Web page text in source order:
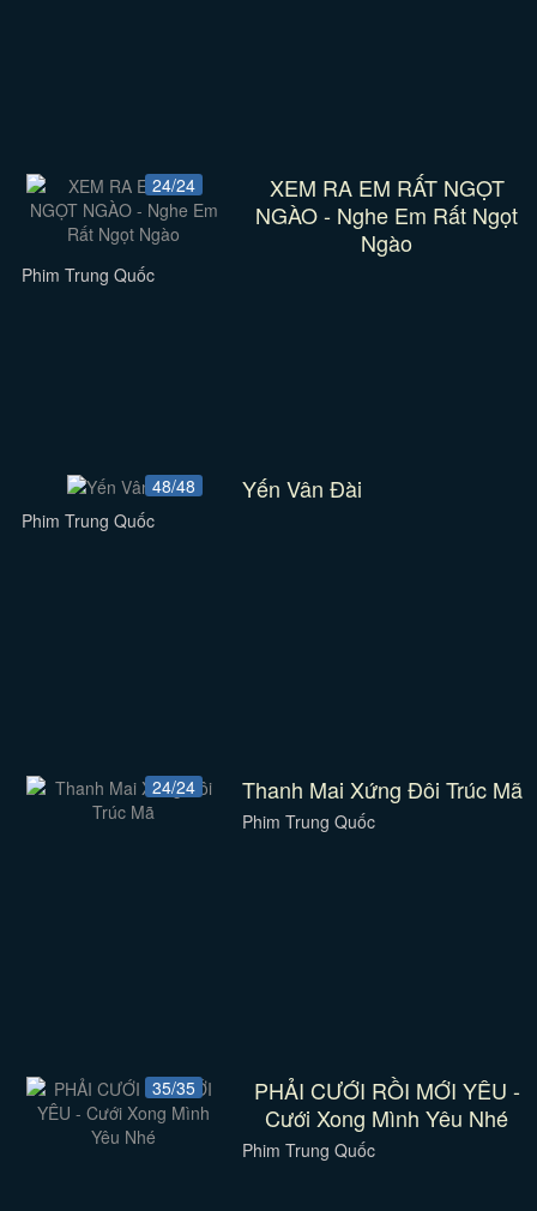
24/24
XEM RA EM RẤT NGỌT
NGÀO - Nghe Em Rất Ngọt
Ngào
Phim Trung Quốc
48/48 Yến Vân Đài
Phim Trung Quốc
24/24 Thanh Mai Xứng Đôi Trúc Mã
Phim Trung Quốc
35/35
PHẢI CƯỚI RỒI MỚI YÊU -
Cưới Xong Mình Yêu Nhé
Phim Trung Quốc